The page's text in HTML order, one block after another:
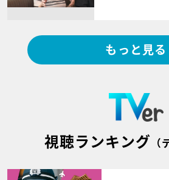
もっと見る
視聴ランキング